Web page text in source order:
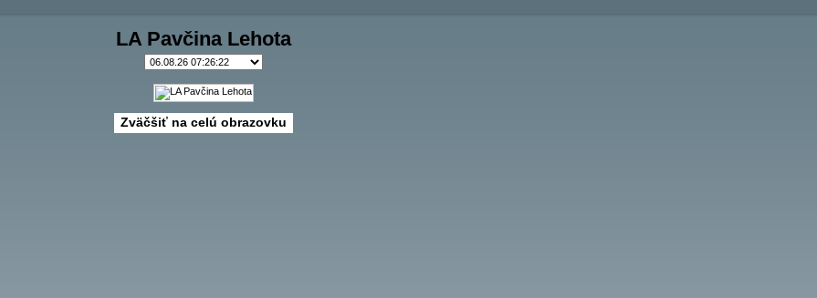
LA Pavčina Lehota
Zväčšiť na celú obrazovku